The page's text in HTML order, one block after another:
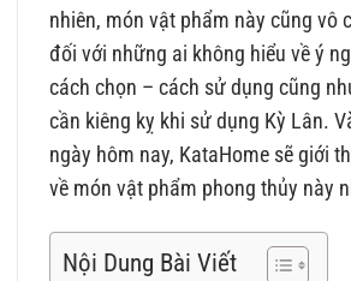
nhiên, món vật phẩm này cũng vô
đối với những ai không hiểu về ý
cách chọn – cách sử dụng cũng
cần kiêng kỵ khi sử dụng Kỳ Lân.
ngày hôm nay, KataHome sẽ giới
về món vật phẩm phong thủy này
Nội Dung Bài Viết